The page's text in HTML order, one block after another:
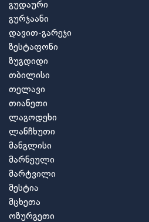
გუდაური
გურჯაანი
დავით-გარეჯი
ზესტაფონი
ზუგდიდი
თბილისი
თელავი
თიანეთი
ლაგოდეხი
ლანჩხუთი
მანგლისი
მარნეული
მარტვილი
მესტია
მცხეთა
ოზურგეთი